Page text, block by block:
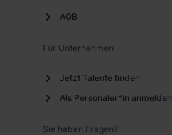
AGB
Für Unternehmen
Jetzt Talente finden
Als Personaler*in anmelden
Sie haben Fragen?